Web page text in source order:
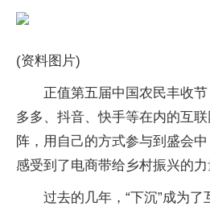
(资料图片)
正值第五届中国农民丰收
多多、抖音、快手等在内的互
阵，用自己的方式参与到盛会
感受到了电商带给乡村振兴的力
过去的几年，“下沉”成为了